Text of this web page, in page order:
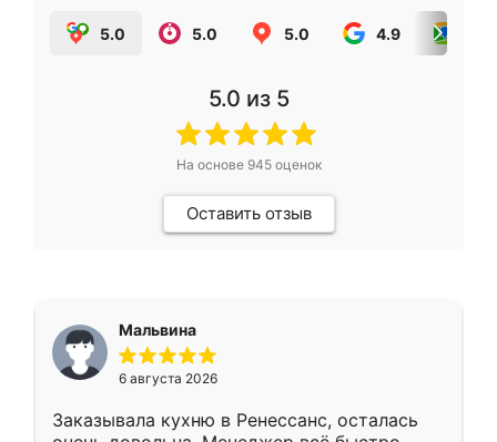
5.0 5.0 5.0 4.9
5.0 из 5
На основе 945оценок
Оставить отзыв
Мальвина
6 августа 2026
Заказывала кухню в Ренессанс, осталась